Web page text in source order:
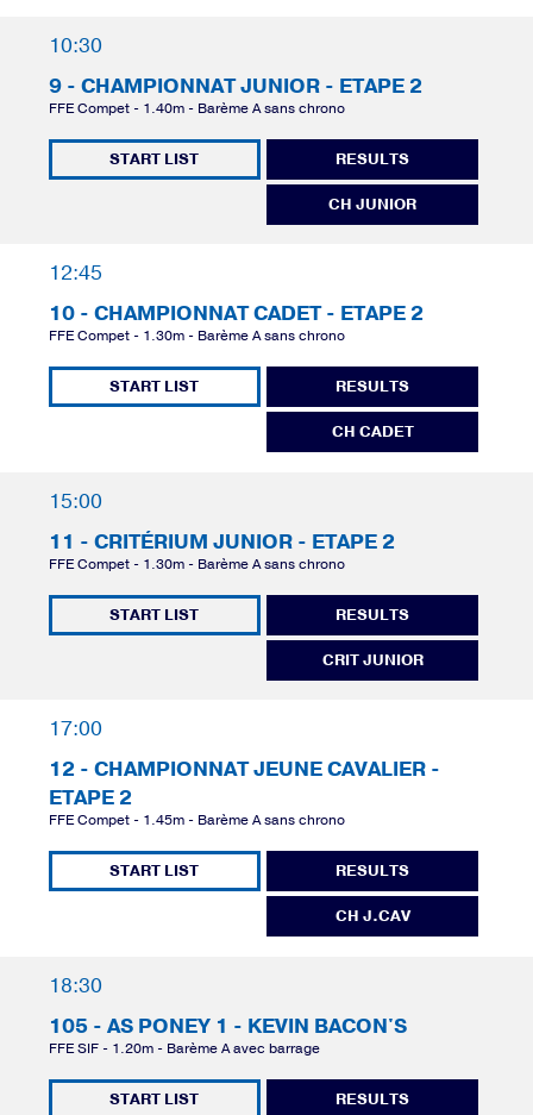
10:30
9 - CHAMPIONNAT JUNIOR - ETAPE 2
FFE Compet - 1.40m - Barème A sans chrono
START LIST RESULTS
CH JUNIOR
12:45
10 - CHAMPIONNAT CADET - ETAPE 2
FFE Compet - 1.30m - Barème A sans chrono
START LIST RESULTS
CH CADET
15:00
11 - CRITÉRIUM JUNIOR - ETAPE 2
FFE Compet - 1.30m - Barème A sans chrono
START LIST RESULTS
CRIT JUNIOR
17:00
12 - CHAMPIONNAT JEUNE CAVALIER -
ETAPE 2
FFE Compet - 1.45m - Barème A sans chrono
START LIST RESULTS
CH J.CAV
18:30
105 - AS PONEY 1 - KEVIN BACON'S
FFE SIF - 1.20m - Barème A avec barrage
START LIST RESULTS